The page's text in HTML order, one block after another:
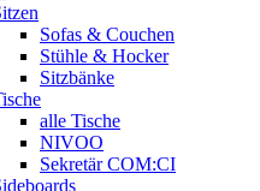
Sofas & Couchen
Stühle & Hocker
Sitzbänke
alle Tische
NIVOO
Sekretär COM:CI